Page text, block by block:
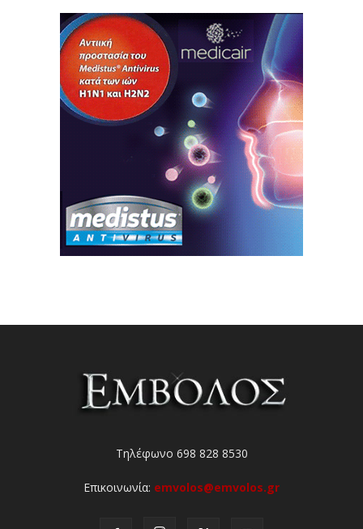
Τηλέφωνο 698 828 8530
Επικοινωνία: emvolos@emvolos.gr